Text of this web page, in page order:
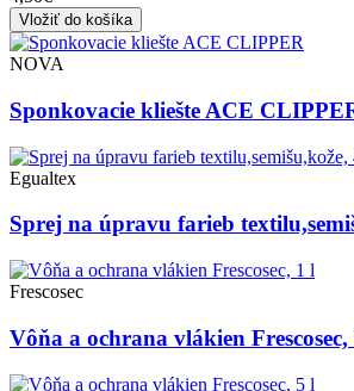
Vložiť do košíka
NOVA
Sponkovacie kliešte ACE
Egualtex
Sprej na úpravu farieb
Frescosec
Vôňa a ochrana vlákien Frescosec,